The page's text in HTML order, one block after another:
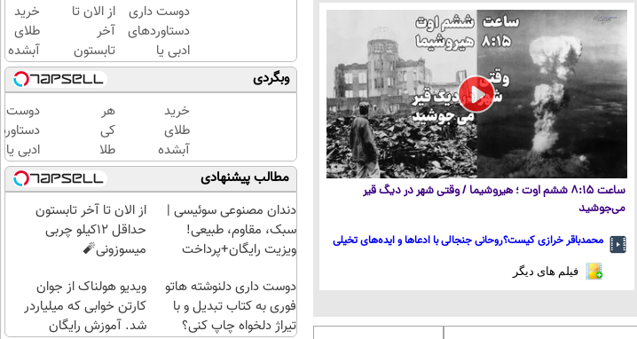
ساعت ۸:۱۵ ششم اوت ؛ هیروشیما / وقتی شهر در دیگ قیر
می‌جوشید
محمدباقر خرازی کیست؟روحانی جنجالی با ادعاها و ایده‌های تخیلی
فیلم های دیگر
دوست داری
دستاوردهای
ادبی یا
علمی خود را
فوری به
کتاب تبدیل
کنی؟
از الان تا
آخر
تابستون
حداقل
12کیلو
چربی
میسوزونی
🧨
خرید
طلای
آبشده
حتی با
۱۰۰هزارتومان
وبگردی
خرید
طلای
آبشده
حتی با
۱۰۰هزارتومان
هر
کی
طلا
داره،
غم
نداره!
😊💎
(خرید
چند
کلیک)
دوست
ادبی یا
علمی
فوری به
کتاب
مطالب پیشنهادی
دندان مصنوعی سوئیسی |
سبک، مقاوم، طبیعی!
ویزیت رایگان+پرداخت
از الان تا آخر تابستون
حداقل 12کیلو چربی
میسوزونی🧨
دوست داری دلنوشته هاتو
فوری به کتاب تبدیل و با
تیراژ دلخواه چاپ کنی؟
ویدیو هولناک از جوان
کارتن خوابی که میلیاردر
شد. آموزش رایگان